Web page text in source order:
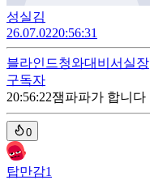
성실김
26.07.0220:56:31
블라인드청와대비서실장
구독자
20:56:22잼파파가 합니다
0
탑만감1